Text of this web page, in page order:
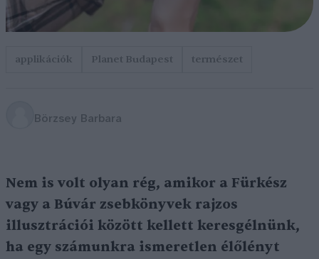
applikációk Planet Budapest természet
Börzsey Barbara
Nem is volt olyan rég, amikor a Fürkész
vagy a Búvár zsebkönyvek rajzos
illusztrációi között kellett keresgélnünk,
ha egy számunkra ismeretlen élőlényt